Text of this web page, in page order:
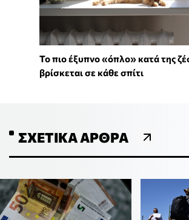
To πιο έξυπνο «όπλο» κατά της
βρίσκεται σε κάθε σπίτι
ΣΧΕΤΙΚΆ ΆΡΘΡΑ